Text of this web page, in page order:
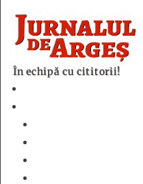
În echipă cu cititorii!